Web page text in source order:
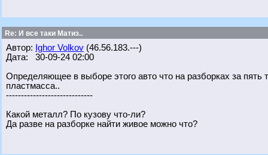
Re: И все таки Матиз..
Автор: Ighor Volkov (46.56.183.---)
Дата: 30-09-24 02:00
Определяющее в выборе этого авто что на разборках за
пластмасса..
-----------------------------
Какой металл? По кузову что-ли?
Да разве на разборке найти живое можно что?